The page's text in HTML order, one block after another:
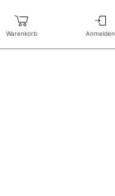
Warenkorb Anmelden